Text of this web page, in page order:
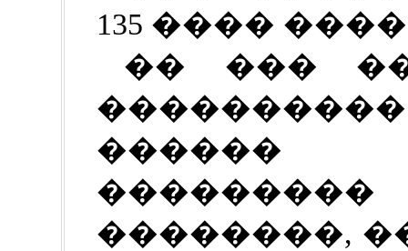
135 ����
�� ���
������
��������,